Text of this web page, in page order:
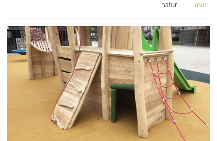
natur lasur